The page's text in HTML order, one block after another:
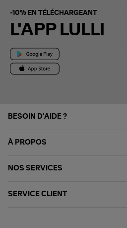
-10% EN TÉLÉCHARGEANT
L'APP LULLI
BESOIN D'AIDE ?
À PROPOS
NOS SERVICES
SERVICE CLIENT